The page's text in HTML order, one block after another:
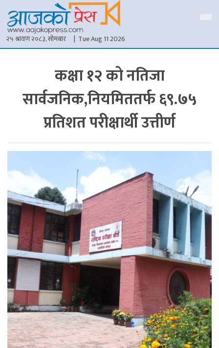
२५ श्रावण २०८३, सोमबार | Tue Aug 11 2026
कक्षा १२ को नतिजा
सार्वजनिक,नियमिततर्फ ६९.७५
प्रतिशत परीक्षार्थी उत्तीर्ण